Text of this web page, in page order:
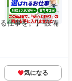
仕事を。】 設備
気になる